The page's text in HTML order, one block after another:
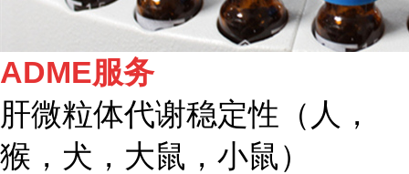
ADME服务
肝微粒体代谢稳定性（人，
猴，犬，大鼠，小鼠）